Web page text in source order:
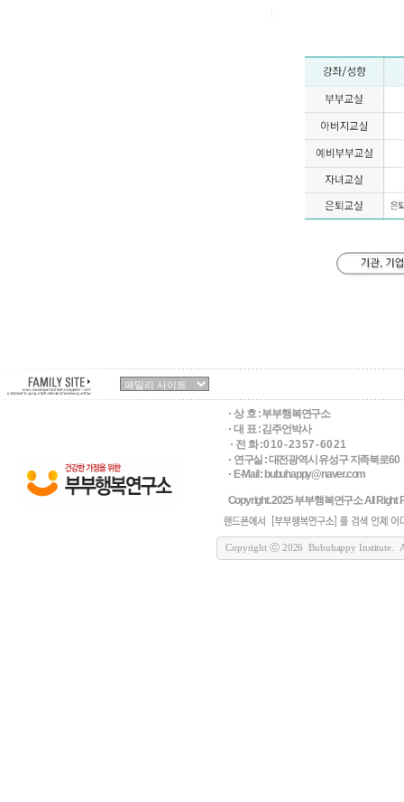
상 호 :부부행복연구소
대 표 : 김주언박사
전 화 : 0 1 0 - 2 3 5 7 - 6 0 2 1
연구실 : 대전광역시 유성구 지족북로60
E-Mail : bubuhappy@naver.com
Copyright. 2025 부부행복연구소 All Right
Copyright ⓒ 2026 Bubuhappy Institute.